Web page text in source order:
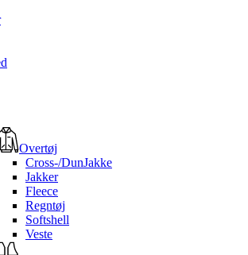
Overtøj
Cross-/DunJakke
Jakker
Fleece
Regntøj
Softshell
Veste